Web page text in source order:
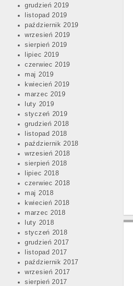
grudzień 2019
listopad 2019
październik 2019
wrzesień 2019
sierpień 2019
lipiec 2019
czerwiec 2019
maj 2019
kwiecień 2019
marzec 2019
luty 2019
styczeń 2019
grudzień 2018
listopad 2018
październik 2018
wrzesień 2018
sierpień 2018
lipiec 2018
czerwiec 2018
maj 2018
kwiecień 2018
marzec 2018
luty 2018
styczeń 2018
grudzień 2017
listopad 2017
październik 2017
wrzesień 2017
sierpień 2017